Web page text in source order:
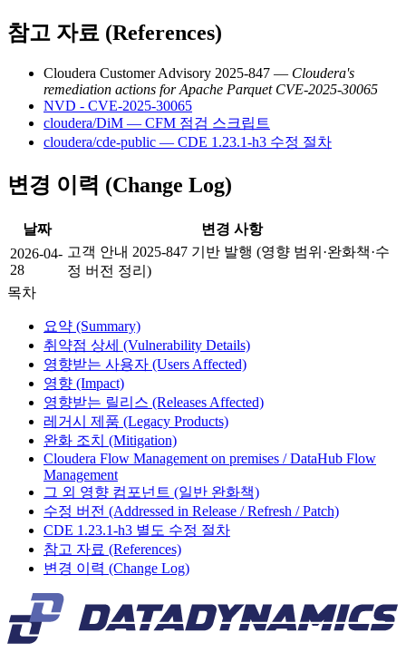
참고 자료 (References)
Cloudera Customer Advisory 2025-847 — Cloudera's
remediation actions for Apache Parquet CVE-2025-30065
NVD - CVE-2025-30065
cloudera/DiM — CFM 점검 스크립트
cloudera/cde-public — CDE 1.23.1-h3 수정 절차
변경 이력 (Change Log)
날짜
변경 사항
2026-04-
28
고객 안내 2025-847 기반 발행 (영향 범위·완화책·수
정 버전 정리)
목차
요약 (Summary)
취약점 상세 (Vulnerability Details)
영향받는 사용자 (Users Affected)
영향 (Impact)
영향받는 릴리스 (Releases Affected)
레거시 제품 (Legacy Products)
완화 조치 (Mitigation)
Cloudera Flow Management on premises / DataHub Flow
Management
그 외 영향 컴포넌트 (일반 완화책)
수정 버전 (Addressed in Release / Refresh / Patch)
CDE 1.23.1-h3 별도 수정 절차
참고 자료 (References)
변경 이력 (Change Log)